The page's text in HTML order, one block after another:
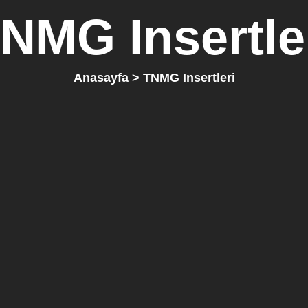
Anasayfa> TNMG Insertleri